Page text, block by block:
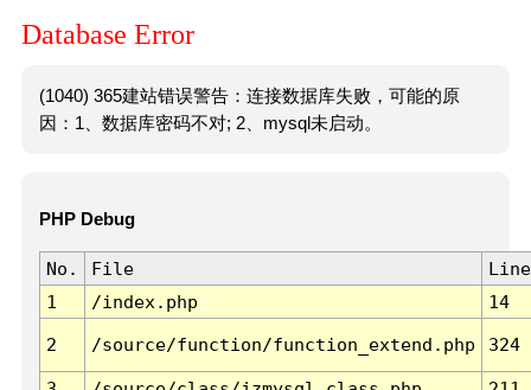
Database Error
(1040) 365建站错误警告：连接数据库失败，可能的原
因：1、数据库密码不对; 2、mysql未启动。
PHP Debug
No. File
Line
1
/index.php 14
2 /source/function/function_extend.php 324